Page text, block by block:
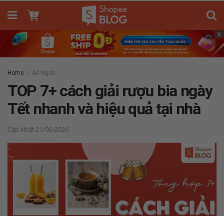
x
Home Ăn Ngon
TOP 7+ cách giải rượu bia ngày
Tết nhanh và hiệu quả tại nhà
21/06/2026